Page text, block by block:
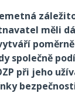
měli
společně
při jeho